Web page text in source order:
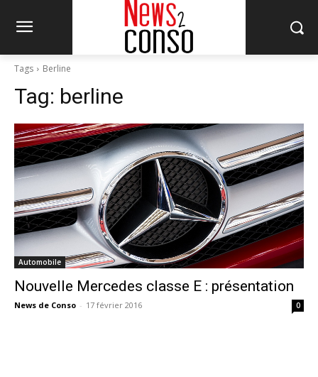
Tags Berline
Tag: berline
Automobile
Nouvelle Mercedes classe E : présentation
News de Conso - 17 février 2016 0